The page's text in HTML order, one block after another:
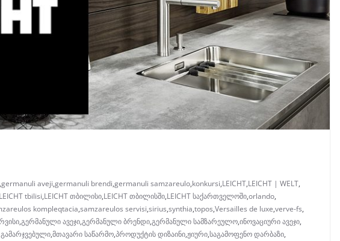
,germanuli aveji,germanuli brendi,germanuli samzareulo,konkursi,LEICHT,LEICHT | WELT,
LEICHT tbilisi,LEICHT თბილისი,LEICHT თბილისში,LEICHT საქართველოში,orlando,
kompleqtacia,samzareulos servisi,sirius,synthia,topos,Versailles de luxe,verve-fs,
,გერმანული ავეჯი,გერმანული ბრენდი,გერმანული სამზარეულო,ინოვაციური ავეჯი,
,მთავარი საწარმო,პროდუქტის დიზაინი,ჟიური,საგამოფენო დარბაზი,